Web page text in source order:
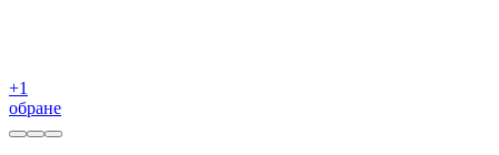
+1
обране